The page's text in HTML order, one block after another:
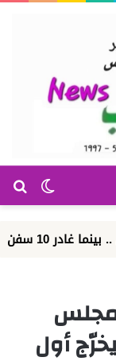
الوضع
مجلس
أول